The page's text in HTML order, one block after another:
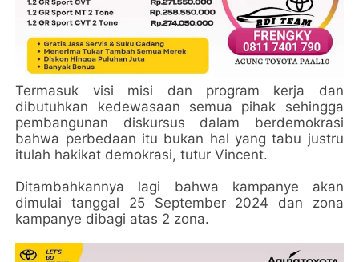
Termasuk visi misi dan program kerja dan
dibutuhkan kedewasaan semua pihak sehingga
pembangunan diskursus dalam berdemokrasi
bahwa perbedaan itu bukan hal yang tabu justru
itulah hakikat demokrasi, tutur Vincent.
Ditambahkannya lagi bahwa kampanye akan
dimulai tanggal 25 September 2024 dan zona
kampanye dibagi atas 2 zona.